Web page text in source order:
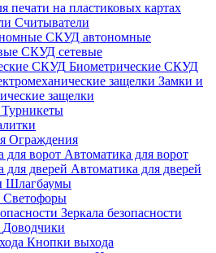
печати на пластиковых картах
Считыватели
СКУД автономные
СКУД сетевые
Биометрические СКУД
Замки и
защелки
Турникеты
Ограждения
Автоматика для ворот
Автоматика для дверей
Шлагбаумы
Светофоры
Зеркала безопасности
Доводчики
Кнопки выхода